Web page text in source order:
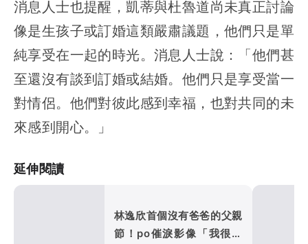
消息人士也提醒，凱蒂與杜魯道尚未真正討論
像是生孩子或訂婚這類嚴肅議題，他們只是單
純享受在一起的時光。消息人士說：「他們甚
至還沒有談到訂婚或結婚。他們只是享受當一
對情侶。他們對彼此感到幸福，也對共同的未
來感到開心。」
延伸閱讀
林逸欣首個沒有爸爸的父親
節！po催淚影像「我很幸